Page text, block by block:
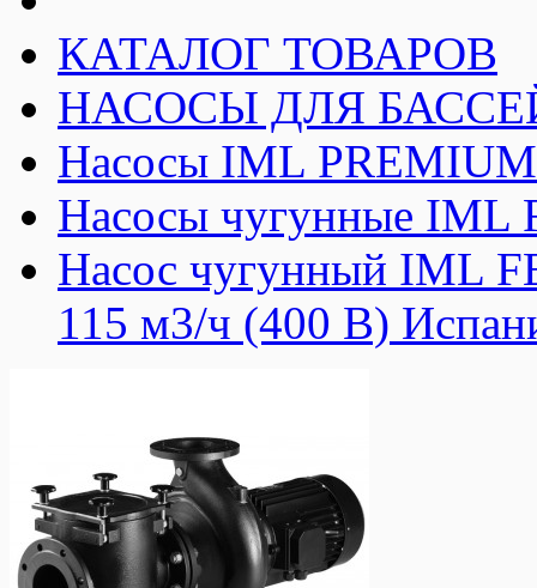
КАТАЛОГ ТОВАРОВ
НАСОСЫ ДЛЯ
Насосы IML
Насосы чугунные IML
Насос чугунный IML
115 м3/ч (400 В)